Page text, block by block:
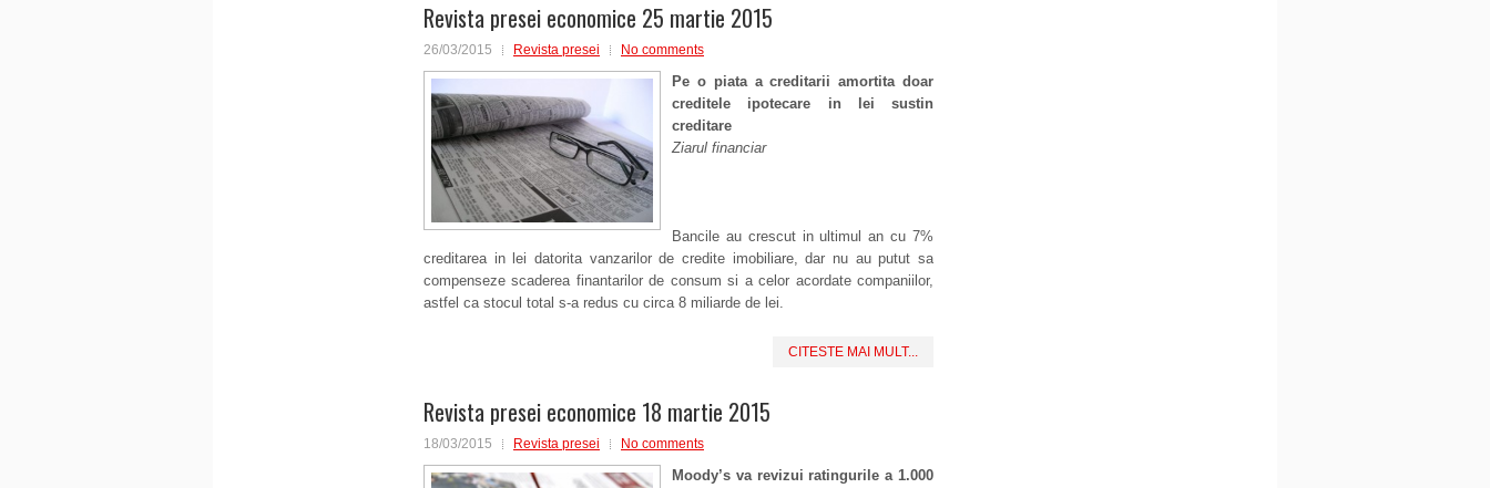
Revista presei economice 25 martie 2015
26/03/2015 Revista presei No comments
Pe o piata a creditarii amortita doar
creditele ipotecare in lei sustin
creditare
Ziarul financiar
Bancile au crescut in ultimul an cu 7%
creditarea in lei datorita vanzarilor de credite imobiliare, dar nu au putut sa
compenseze scaderea finantarilor de consum si a celor acordate companiilor,
astfel ca stocul total s-a redus cu circa 8 miliarde de lei.
CITESTE MAI MULT...
Revista presei economice 18 martie 2015
18/03/2015 Revista presei No comments
Moody’s va revizui ratingurile a 1.000